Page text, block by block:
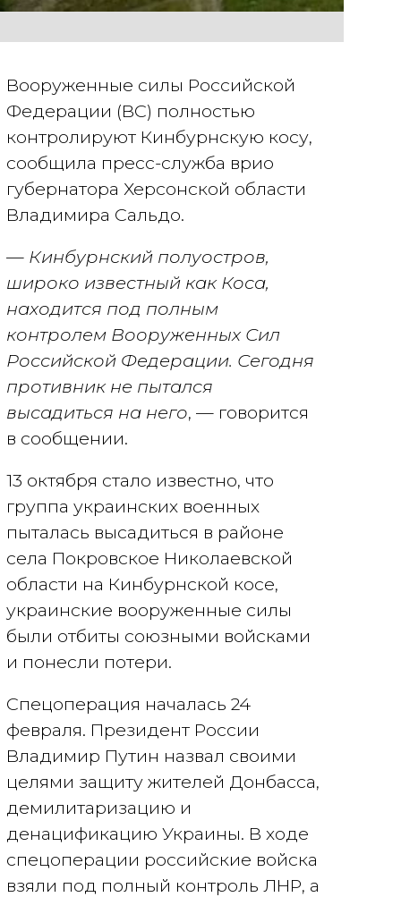
Вооруженные силы Российской
Федерации (ВС) полностью
контролируют Кинбурнскую косу,
сообщила пресс-служба врио
губернатора Херсонской области
Владимира Сальдо.
— Кинбурнский полуостров,
широко известный как Коса,
находится под полным
контролем Вооруженных Сил
Российской Федерации. Сегодня
противник не пытался
высадиться на него, — говорится
в сообщении.
13 октября стало известно, что
группа украинских военных
пыталась высадиться в районе
села Покровское Николаевской
области на Кинбурнской косе,
украинские вооруженные силы
были отбиты союзными войсками
и понесли потери.
Спецоперация началась 24
февраля. Президент России
Владимир Путин назвал своими
целями защиту жителей Донбасса,
демилитаризацию и
денацификацию Украины. В ходе
спецоперации российские войска
взяли под полный контроль ЛНР, а